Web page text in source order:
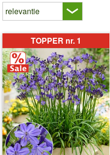
TOPPER nr. 1